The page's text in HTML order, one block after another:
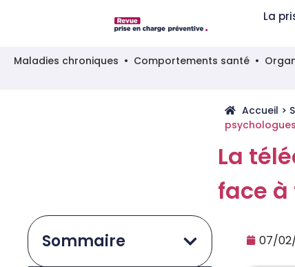
La
Maladies chroniques Comportements santé
Accueil >
La
face à
Sommaire 07/